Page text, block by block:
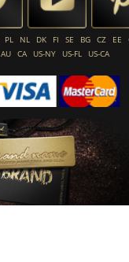
PL NL DK FI SE BG CZ EE
AU CA US-NY US-FL US-CA